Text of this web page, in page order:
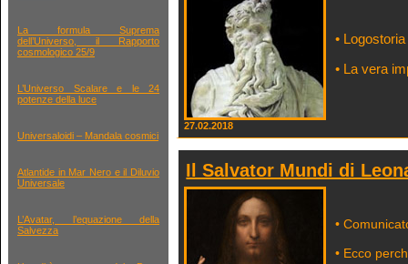
La formula Suprema
dell’Universo, il Rapporto
cosmologico 25/9
L’Universo Scalare e le 24
potenze della luce
Universaloidi – Mandala cosmici
Atlantide in Mar Nero e il Diluvio
Universale
L’Avatar, l’equazione della
Salvezza
•
• La vera
27.02.2018
Il Salvator Mundi di
•
• Ecco